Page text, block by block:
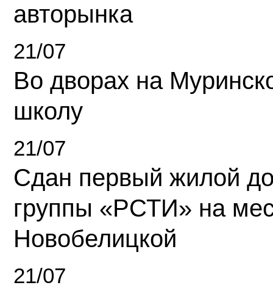
авторынка
21/07
Во дворах на
школу
21/07
Сдан первый жилой
группы «РСТИ» на
Новобелицкой
21/07